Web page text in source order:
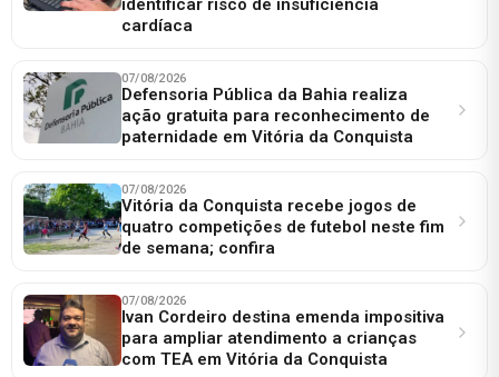
identificar risco de insuficiência
cardíaca
07/08/2026
Defensoria Pública da Bahia realiza
ação gratuita para reconhecimento de
paternidade em Vitória da Conquista
07/08/2026
Vitória da Conquista recebe jogos de
quatro competições de futebol neste fim
de semana; confira
07/08/2026
Ivan Cordeiro destina emenda impositiva
para ampliar atendimento a crianças
com TEA em Vitória da Conquista